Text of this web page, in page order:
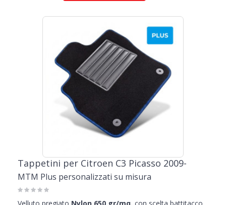
Tappetini per Citroen C3 Picasso 2009-
MTM Plus personalizzati su misura